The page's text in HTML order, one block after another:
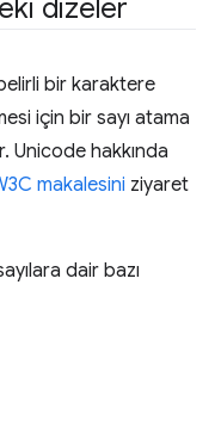
dizeler
bir karaktere
için bir sayı atama
Unicode hakkında
makalesini ziyaret
dair bazı